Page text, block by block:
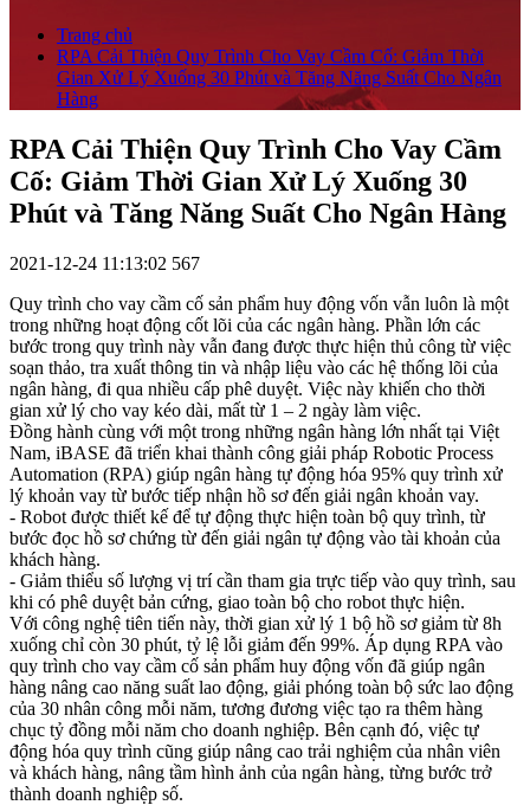
Trang chủ
RPA Cải Thiện Quy Trình Cho Vay Cầm Cố: Giảm Thời
Gian Xử Lý Xuống 30 Phút và Tăng Năng Suất Cho Ngân
Hàng
RPA Cải Thiện Quy Trình Cho Vay Cầm
Cố: Giảm Thời Gian Xử Lý Xuống 30
Phút và Tăng Năng Suất Cho Ngân Hàng
2021-12-24 11:13:02 567
Quy trình cho vay cầm cố sản phẩm huy động vốn vẫn luôn là một
trong những hoạt động cốt lõi của các ngân hàng. Phần lớn các
bước trong quy trình này vẫn đang được thực hiện thủ công từ việc
soạn thảo, tra xuất thông tin và nhập liệu vào các hệ thống lõi của
ngân hàng, đi qua nhiều cấp phê duyệt. Việc này khiến cho thời
gian xử lý cho vay kéo dài, mất từ 1 – 2 ngày làm việc.
Đồng hành cùng với một trong những ngân hàng lớn nhất tại Việt
Nam, iBASE đã triển khai thành công giải pháp Robotic Process
Automation (RPA) giúp ngân hàng tự động hóa 95% quy trình xử
lý khoản vay từ bước tiếp nhận hồ sơ đến giải ngân khoản vay.
- Robot được thiết kế để tự động thực hiện toàn bộ quy trình, từ
bước đọc hồ sơ chứng từ đến giải ngân tự động vào tài khoản của
khách hàng.
- Giảm thiểu số lượng vị trí cần tham gia trực tiếp vào quy trình, sau
khi có phê duyệt bản cứng, giao toàn bộ cho robot thực hiện.
Với công nghệ tiên tiến này, thời gian xử lý 1 bộ hồ sơ giảm từ 8h
xuống chỉ còn 30 phút, tỷ lệ lỗi giảm đến 99%. Áp dụng RPA vào
quy trình cho vay cầm cố sản phẩm huy động vốn đã giúp ngân
hàng nâng cao năng suất lao động, giải phóng toàn bộ sức lao động
của 30 nhân công mỗi năm, tương đương việc tạo ra thêm hàng
chục tỷ đồng mỗi năm cho doanh nghiệp. Bên cạnh đó, việc tự
động hóa quy trình cũng giúp nâng cao trải nghiệm của nhân viên
và khách hàng, nâng tầm hình ảnh của ngân hàng, từng bước trở
thành doanh nghiệp số.